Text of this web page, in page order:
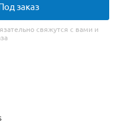
заказ
свяжутся с вами и